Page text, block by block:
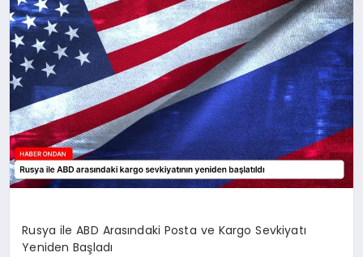
YAŞAM
Rusya ile ABD Arasındaki Posta ve Kargo Sevkiyatı
Yeniden Başladı